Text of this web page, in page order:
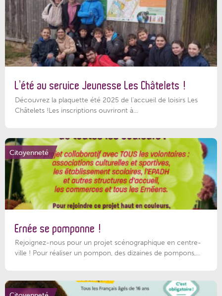
L’été au service Jeunesse Les Châtelets !
Découvrez la plaquette été 2025 de l’accueil de loisirs Les
Châtelets !Les inscriptions ouvriront à...
Citoyenneté
Ernée se pomponne !
Rejoignez-nous pour un projet scénographique en centre-
ville ! Pour réaliser un pompon, des dizaines de pompons,...